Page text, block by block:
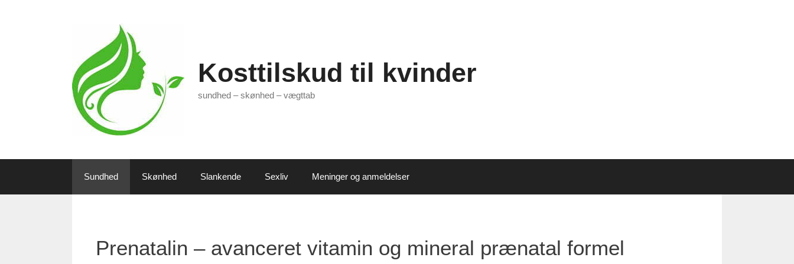
Kosttilskud til kvinder
sundhed – skønhed – vægttab
Sundhed Skønhed Slankende Sexliv Meninger og anmeldelser
Prenatalin – avanceret vitamin og mineral prænatal formel